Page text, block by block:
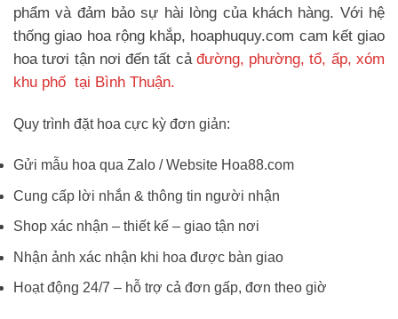
phẩm và đảm bảo sự hài lòng của khách hàng. Với hệ
thống giao hoa rộng khắp, hoaphuquy.com cam kết giao
hoa tươi tận nơi đến tất cả đường, phường, tổ, ấp, xóm
khu phố tại Bình Thuận.
Quy trình đặt hoa cực kỳ đơn giản:
Gửi mẫu hoa qua Zalo / Website Hoa88.com
Cung cấp lời nhắn & thông tin người nhận
Shop xác nhận – thiết kế – giao tận nơi
Nhận ảnh xác nhận khi hoa được bàn giao
Hoạt động 24/7 – hỗ trợ cả đơn gấp, đơn theo giờ